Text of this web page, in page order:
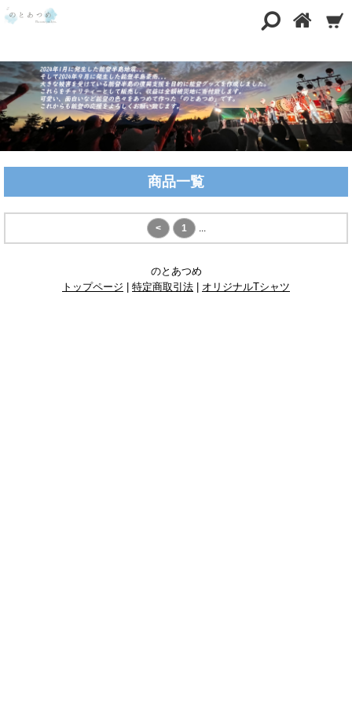
商品一覧
< 1 ...
のとあつめ
トップページ
特定商取引法 オリジナルTシャツ